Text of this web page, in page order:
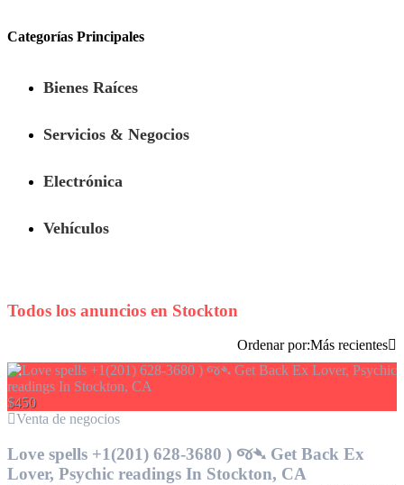
Categorías Principales
Bienes Raíces
Servicios & Negocios
Electrónica
Vehículos
Todos los anuncios en Stockton
Más recientes
Ordenar por:
$450
Venta de negocios
Love spells +1(201) 628-3680 ) જ➴ Get Back Ex
Lover, Psychic readings In Stockton, CA